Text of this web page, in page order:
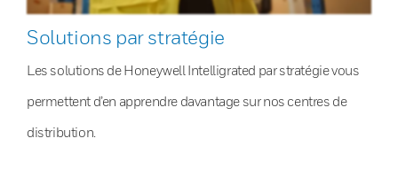
Solutions par stratégie
Les solutions de Honeywell Intelligrated par stratégie vous
permettent d’en apprendre davantage sur nos centres de
distribution.